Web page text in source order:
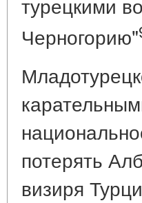
Черногорию"
потерять
визиря